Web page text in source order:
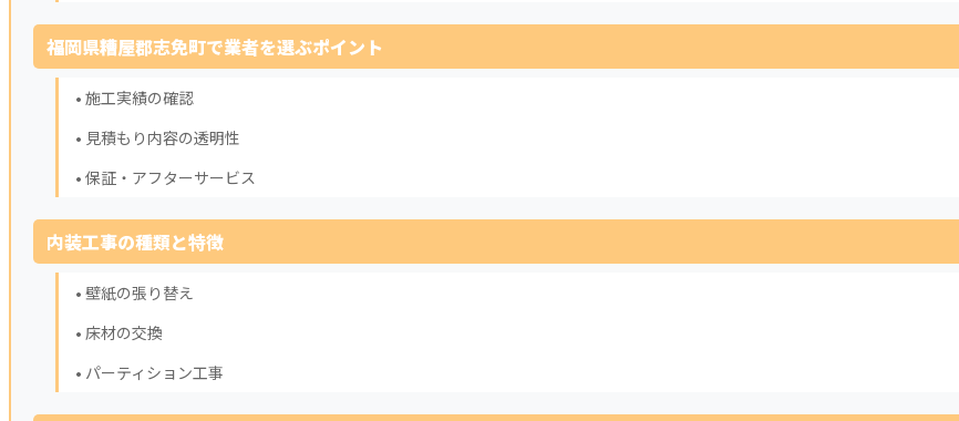
福岡県糟屋郡志免町で業者を選ぶポイント
• 施工実績の確認
• 見積もり内容の透明性
• 保証・アフターサービス
内装工事の種類と特徴
• 壁紙の張り替え
• 床材の交換
• パーティション工事